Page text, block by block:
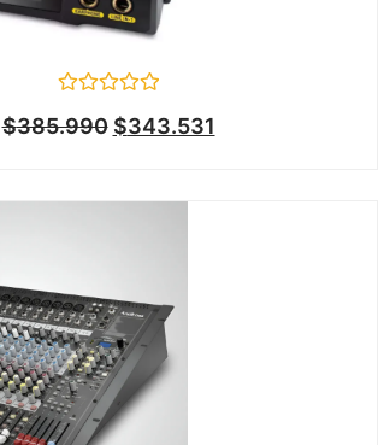
en
$385.990 $343.531